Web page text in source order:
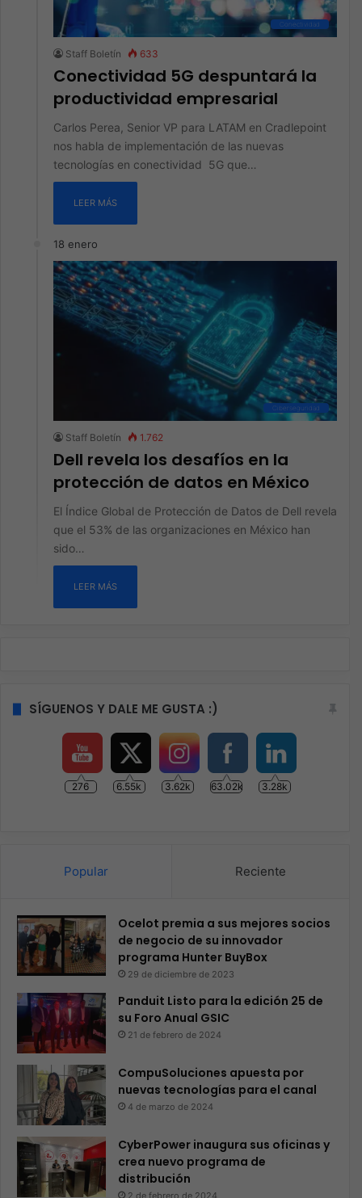
Conectividad
Staff Boletín 633
Conectividad 5G despuntará la
productividad empresarial
Carlos Perea, Senior VP para LATAM en Cradlepoint
nos habla de implementación de las nuevas
tecnologías en conectividad 5G que…
LEER MÁS
18 enero
Ciberseguridad
Staff Boletín 1.762
Dell revela los desafíos en la
protección de datos en México
El Índice Global de Protección de Datos de Dell revela
que el 53% de las organizaciones en México han
sido…
LEER MÁS
SÍGUENOS Y DALE ME GUSTA :)
276 6.55k 3.62k 63.02k 3.28k
Popular Reciente
Ocelot premia a sus mejores socios
de negocio de su innovador
programa Hunter BuyBox
29 de diciembre de 2023
Panduit Listo para la edición 25 de
su Foro Anual GSIC
21 de febrero de 2024
CompuSoluciones apuesta por
nuevas tecnologías para el canal
4 de marzo de 2024
CyberPower inaugura sus oficinas y
crea nuevo programa de
distribución
2 de febrero de 2024